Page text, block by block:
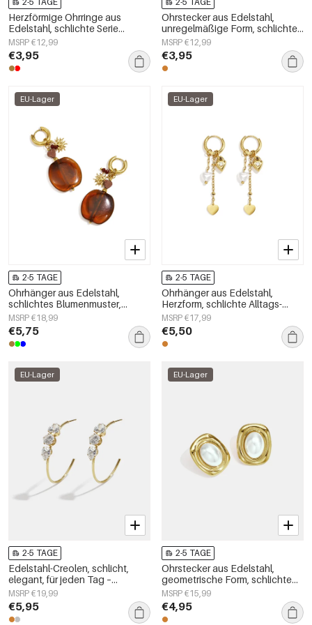
Herzförmige Ohrringe aus
Edelstahl, schlichte Serie
„Damenschmuck“
MSRP €12,99
€3,95
Ohrstecker aus Edelstahl,
unregelmäßige Form, schlichte
Alltags-Serie, Damenschmuck
MSRP €12,99
€3,95
EU-Lager
2-5 TAGE
Ohrhänger aus Edelstahl,
schlichtes Blumenmuster,
schlichte Alltags-Serie,
Damenschmuck
MSRP €18,99
€5,75
EU-Lager
2-5 TAGE
Ohrhänger aus Edelstahl,
Herzform, schlichte Alltags-
Serie, Damenschmuck
MSRP €17,99
€5,50
EU-Lager
2-5 TAGE
Edelstahl-Creolen, schlicht,
elegant, für jeden Tag –
Damenschmuck
MSRP €19,99
€5,95
EU-Lager
2-5 TAGE
Ohrstecker aus Edelstahl,
geometrische Form, schlichte
Alltags-Serie, Damenschmuck
MSRP €15,99
€4,95